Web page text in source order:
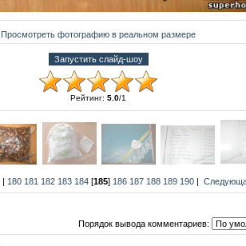
Просмотреть фотографию в реальном размере
Рейтинг: 5.0/1
| 180 181 182 183 184 [185] 186 187 188 189 190 |
Порядок вывода комментариев: